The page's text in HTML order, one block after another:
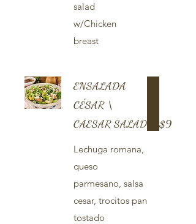
salad
w/Chicken
breast
ENSALADA
CÉSAR \
CAESAR SALAD
Lechuga romana,
queso
parmesano, salsa
cesar, trocitos pan
tostado
$9